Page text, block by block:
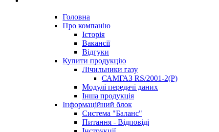
Головна
Про компанію
Історія
Вакансії
Відгуки
Купити продукцію
Лічильники газу
САМГАЗ RS/2001-2(Р)
Модулі передачі даних
Інша продукція
Інформаційний блок
Система "Баланс"
Питання - Відповіді